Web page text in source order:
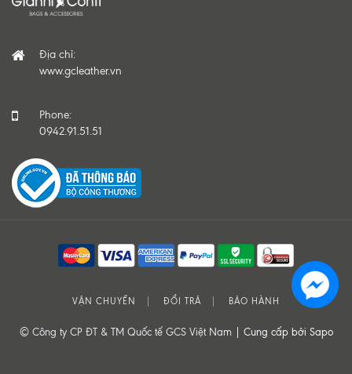
Địa chỉ:
www.gcleather.vn
Phone:
0942.91.51.51
VẬN CHUYỂN ĐỔI TRẢ BẢO HÀNH
© Công ty CP ĐT & TM Quốc tế GCS Việt Nam | Cung cấp bởi Sapo